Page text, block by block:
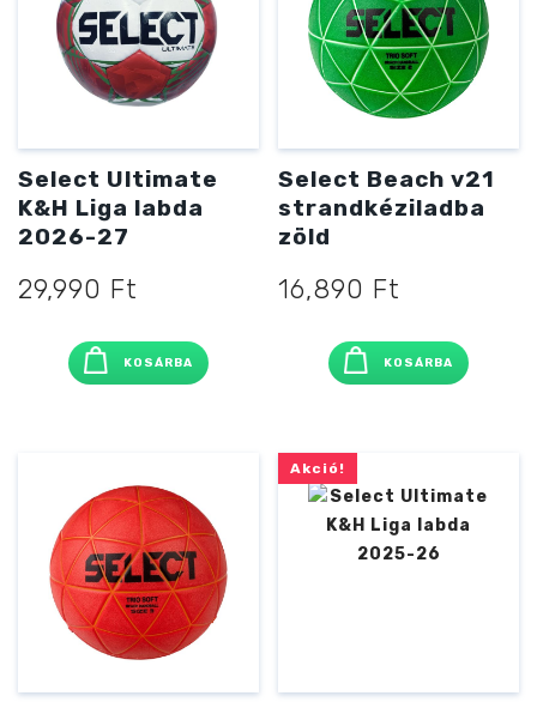
Select Ultimate
K&H Liga labda
2026-27
29,990 Ft
KOSÁRBA
Select Beach v21
strandkéziladba
zöld
16,890 Ft
KOSÁRBA
Akció!